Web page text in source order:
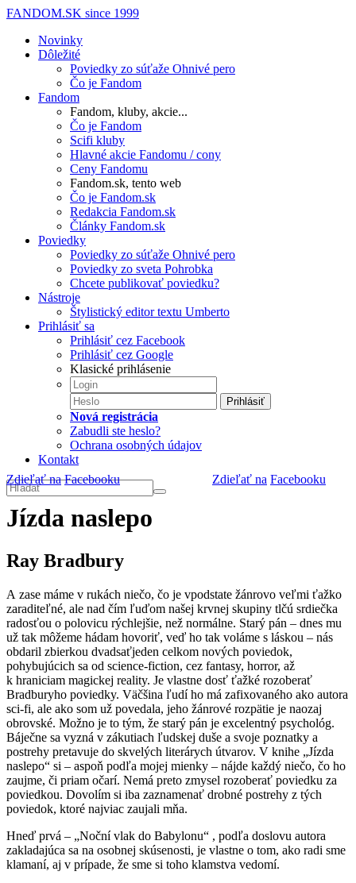
FANDOM.SK since 1999
Novinky
Dôležité
Poviedky zo súťaže Ohnivé pero
Čo je Fandom
Fandom
Fandom, kluby, akcie...
Čo je Fandom
Scifi kluby
Hlavné akcie Fandomu / cony
Ceny Fandomu
Fandom.sk, tento web
Čo je Fandom.sk
Redakcia Fandom.sk
Články Fandom.sk
Poviedky
Poviedky zo súťaže Ohnivé pero
Poviedky zo sveta Pohrobka
Chcete publikovať poviedku?
Nástroje
Štylistický editor textu Umberto
Prihlásiť sa
Prihlásiť cez Facebook
Prihlásiť cez Google
Klasické prihlásenie
Prihlásiť
Nová registrácia
Zabudli ste heslo?
Ochrana osobných údajov
Kontakt
Zdieľať na Facebooku
Zdieľať na Facebooku
Jízda naslepo
Ray Bradbury
A zase máme v rukách niečo, čo je vpodstate žánrovo veľmi ťažko
zaraditeľné, ale nad čím ľuďom našej krvnej skupiny tlčú srdiečka
radosťou o polovicu rýchlejšie, než normálne. Starý pán – dnes mu
už tak môžeme hádam hovoriť, veď ho tak voláme s láskou – nás
obdaril zbierkou dvadsaťjeden celkom nových poviedok,
pohybujúcich sa od science-fiction, cez fantasy, horror, až
k hraniciam magickej reality. Je vlastne dosť ťažké rozoberať
Bradburyho poviedky. Väčšina ľudí ho má zafixovaného ako autora
sci-fi, ale ako som už povedala, jeho žánrové rozpätie je naozaj
obrovské. Možno je to tým, že starý pán je excelentný psychológ.
Báječne sa vyzná v zákutiach ľudskej duše a svoje poznatky a
postrehy pretavuje do skvelých literárych útvarov. V knihe „Jízda
naslepo“ si – aspoň podľa mojej mienky – nájde každý niečo, čo ho
zaujme, či priam očarí. Nemá preto zmysel rozoberať poviedku za
poviedkou. Dovolím si iba zaznamenať drobné postrehy z tých
poviedok, ktoré najviac zaujali mňa.
Hneď prvá – „Noční vlak do Babylonu“ , podľa doslovu autora
zakladajúca sa na osobnej skúsenosti, je vlastne o tom, ako radi sme
klamaní, aj v prípade, že sme si toho klamstva vedomí.